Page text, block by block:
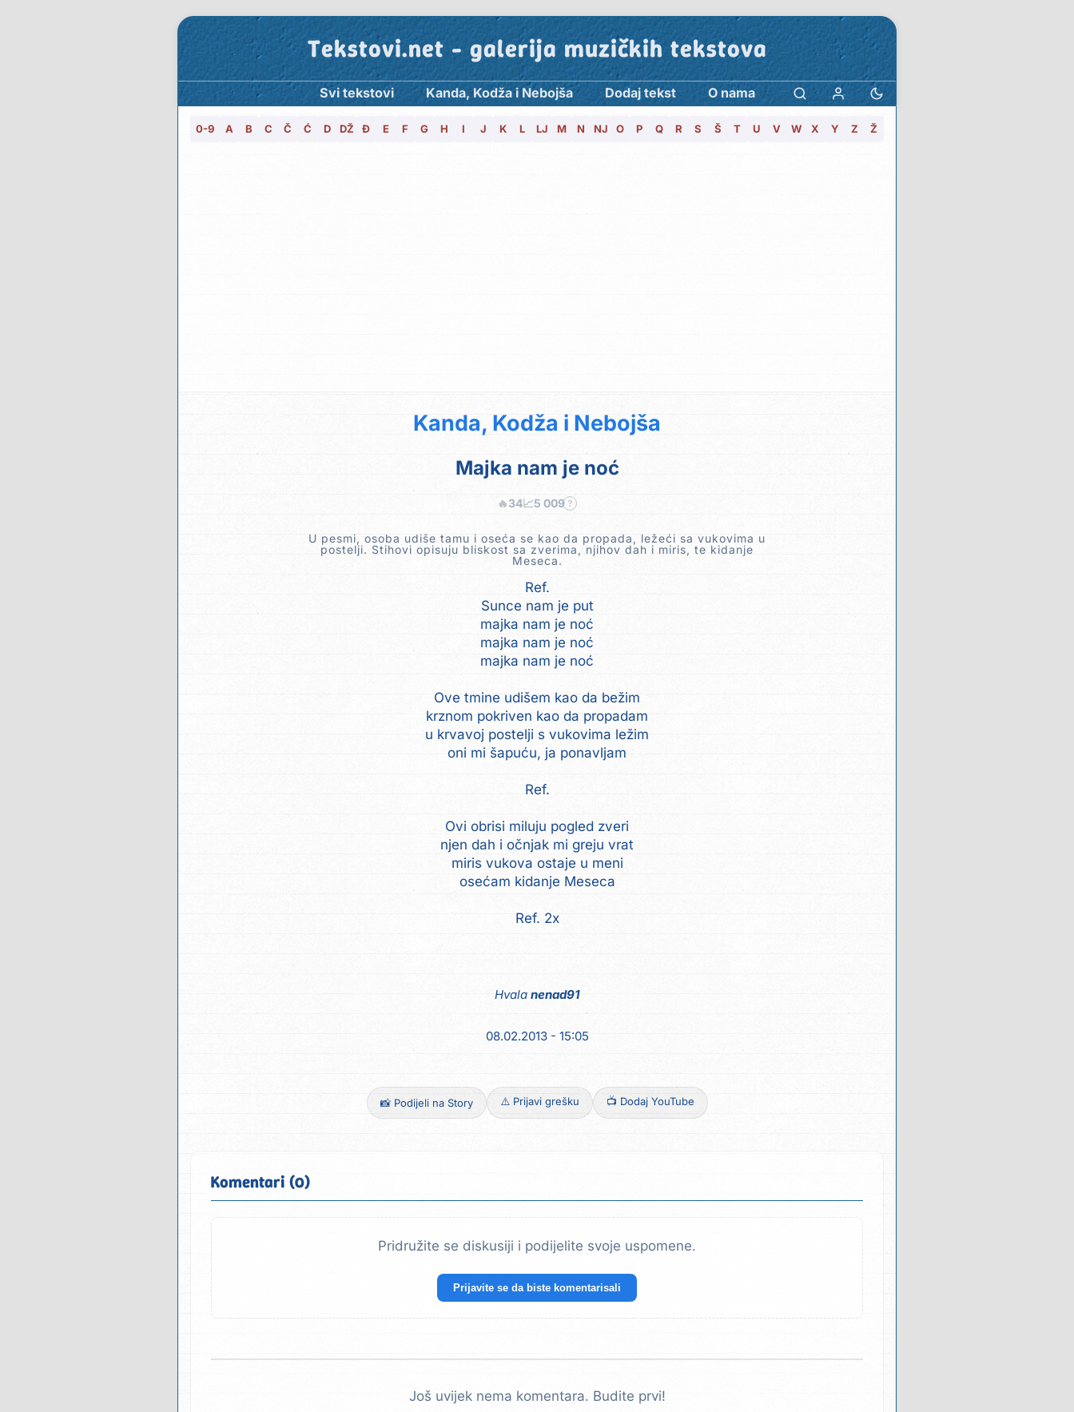
Tekstovi.net - galerija muzičkih tekstova
Svi tekstovi Kanda, Kodža i Nebojša Dodaj tekst O nama
0-9 A B C Č Ć D DŽ Đ E F G H I J K L LJ M N NJ O P Q R S Š T U V W X Y Z Ž
Kanda, Kodža i Nebojša
Majka nam je noć
🔥34📈5 009 ?
U pesmi, osoba udiše tamu i oseća se kao da propada, ležeći sa vukovima u
postelji. Stihovi opisuju bliskost sa zverima, njihov dah i miris, te kidanje
Meseca.
Ref.
Sunce nam je put
majka nam je noć
majka nam je noć
majka nam je noć
Ove tmine udišem kao da bežim
krznom pokriven kao da propadam
u krvavoj postelji s vukovima ležim
oni mi šapuću, ja ponavljam
Ref.
Ovi obrisi miluju pogled zveri
njen dah i očnjak mi greju vrat
miris vukova ostaje u meni
osećam kidanje Meseca
Ref. 2x
Hvala nenad91
08.02.2013 - 15:05
📸 Podijeli na Story ⚠️ Prijavi grešku 📺 Dodaj YouTube
Komentari (0)
Pridružite se diskusiji i podijelite svoje uspomene.
Prijavite se da biste komentarisali
Još uvijek nema komentara. Budite prvi!